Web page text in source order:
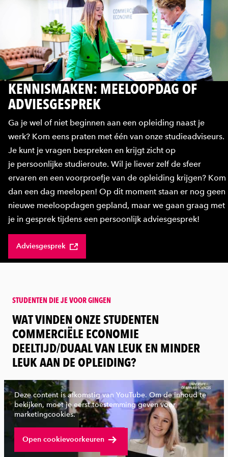
KENNISMAKEN: MEELOOPDAG OF
ADVIESGESPREK
Ga je wel of niet beginnen aan een opleiding naast je
werk? Kom eens praten met één van onze studieadviseurs.
Je kunt je vragen bespreken en krijgt zicht op
je persoonlijke studieroute. Wil je liever zelf de sfeer
ervaren en een voorproefje van de opleiding krijgen? Kom
dan een dag meelopen! Op dit moment staan er nog geen
nieuwe meeloopdagen gepland, maar we gaan graag met
je in gesprek tijdens een persoonlijk adviesgesprek!
Adviesgesprek
STUDENTEN DIE JE VOOR GINGEN
:
WAT VINDEN ONZE STUDENTEN
COMMERCIËLE ECONOMIE
DEELTIJD/DUAAL VAN LEUK EN MINDER
LEUK AAN DE OPLEIDING?
Bekijk volledige video
Deze content is afkomstig van YouTube. Om de inhoud te
bekijken, moet je eerst toestemming geven voor
marketingcookies.
Open cookievoorkeuren